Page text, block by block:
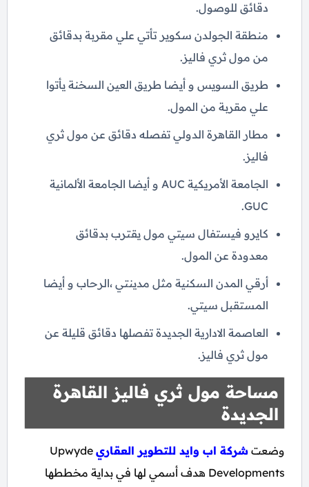
دقائق للوصول.
منطقة الجولدن سكوير تأتي علي مقربة بدقائق
من مول ثري فاليز.
طريق السويس و أيضا طريق العين السخنة يأتوا
علي مقربة من المول.
مطار القاهرة الدولي تفصله دقائق عن مول ثري
فاليز.
الجامعة الأمريكية AUC و أيضا الجامعة الألمانية
GUC.
كايرو فيستفال سيتي مول يقترب بدقائق
معدودة عن المول.
أرقي المدن السكنية مثل مدينتي ،الرحاب و أيضا
المستقبل سيتي.
العاصمة الادارية الجديدة تفصلها دقائق قليلة عن
مول ثري فاليز.
مساحة مول ثري فاليز القاهرة
الجديدة
وضعت شركة اب وايد للتطوير العقاري Upwyde
Developments هدف أسمي لها في بداية مخططها